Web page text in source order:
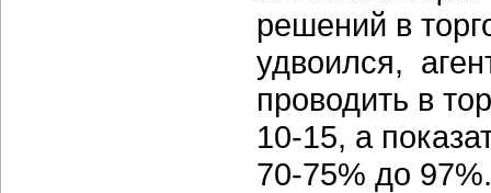
решений в
удвоился,
проводить в
10-15, а
70-75% до 97%.